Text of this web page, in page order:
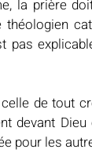
la prière
théologien
pas
de tout
devant
pour les